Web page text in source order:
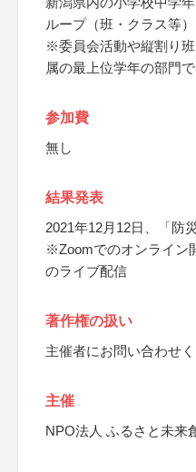
ループ（班・クラス等
※委員会活動や縦割り
属の最上位学年の部門で
参加費
無し
結果発表
2021年12月12日、「防
※Zoomでのオンライン
のライブ配信
著作権の扱い
主催者にお問い合わせ
主催
NPO法人 ふるさと未来